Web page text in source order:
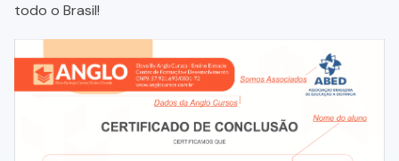
todo o Brasil!